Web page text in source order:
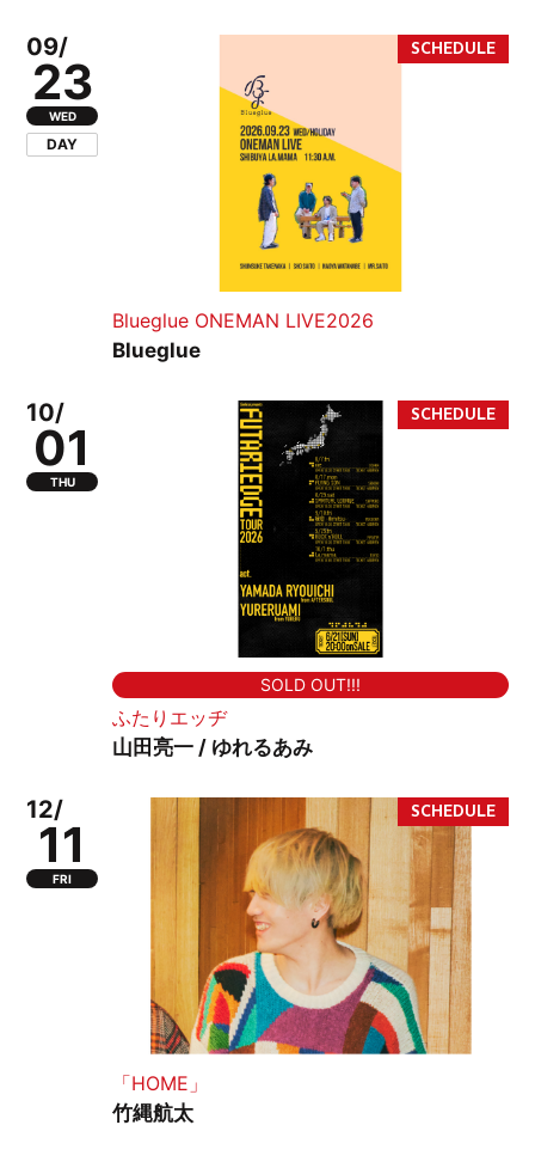
09/
23
WED
DAY
Blueglue ONEMAN LIVE2026
Blueglue
10/
01
THU
SOLD OUT!!!
ふたりエッヂ
山田亮一 / ゆれるあみ
12/
11
FRI
「HOME」
竹縄航太